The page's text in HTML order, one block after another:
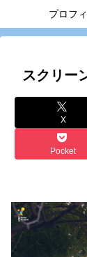
プロフ
スクリー
X
Pocket